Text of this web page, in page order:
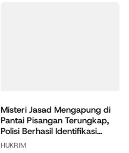
Misteri Jasad Mengapung di
Pantai Pisangan Terungkap,
Polisi Berhasil Identifikasi...
HUKRIM